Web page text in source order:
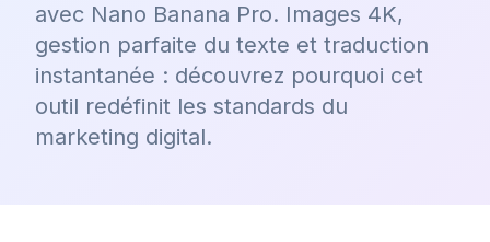
avec Nano Banana Pro. Images 4K,
gestion parfaite du texte et traduction
instantanée : découvrez pourquoi cet
outil redéfinit les standards du
marketing digital.